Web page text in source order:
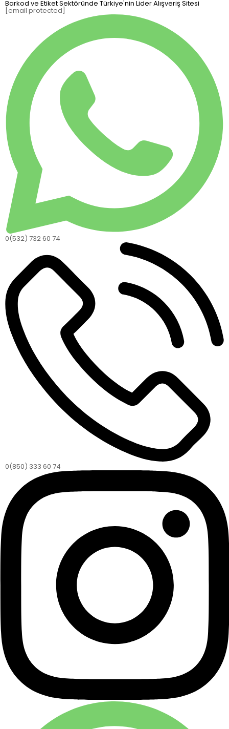
Barkod ve Etiket Sektöründe Türkiye'nin Lider Alışveriş Sitesi
[email protected]
0(532) 732 60 74
0(850) 333 60 74